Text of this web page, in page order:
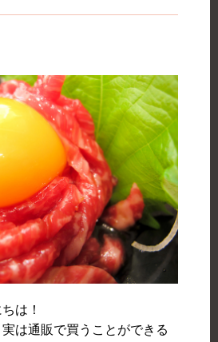
は！
は通販で買うことができる